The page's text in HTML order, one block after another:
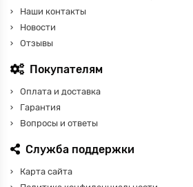
Наши контакты
Новости
Отзывы
Покупателям
Оплата и доставка
Гарантия
Вопросы и ответы
Служба поддержки
Карта сайта